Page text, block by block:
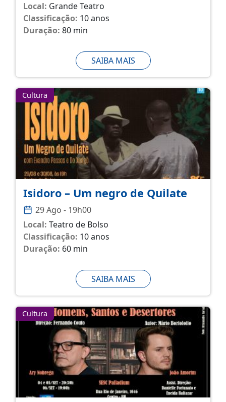
Local: Grande Teatro
Classificação: 10 anos
Duração: 80 min
SAIBA MAIS
Cultura
Isidoro – Um negro de Quilate
29 Ago - 19h00
Local: Teatro de Bolso
Classificação: 10 anos
Duração: 60 min
SAIBA MAIS
Cultura